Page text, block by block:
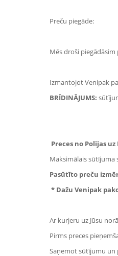
Preču piegāde:
Mēs droši
IzmantojotVenipak
BRĪDINĀJUMS:
Preces no Polijas
Maksimālais sūtījuma
Pasūtīto preču
* Dažu Venipak
Ar kurjeru uz Jūsu
Pirms preces
Saņemot sūtījumu un